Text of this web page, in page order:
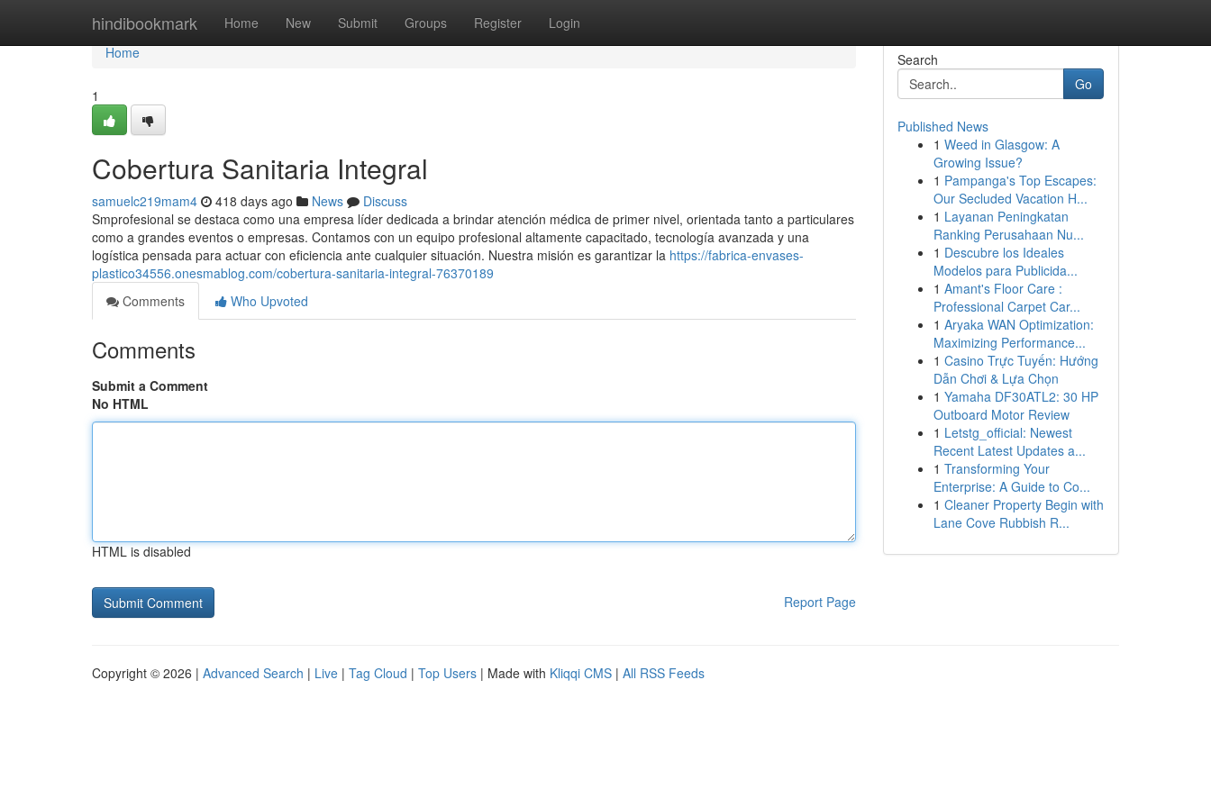
hindibookmark Home New Submit Groups Register Login
Home
Home
1
Cobertura Sanitaria Integral
samuelc219mam4 418 days ago News
Discuss
Smprofesional se destaca como una empresa líder dedicada a brindar atención médica de primer nivel, orientada tanto a particulares
como a grandes eventos o empresas. Contamos con un equipo profesional altamente capacitado, tecnología avanzada y una
logística pensada para actuar con eficiencia ante cualquier situación. Nuestra misión es garantizar la https://fabrica-envases-
plastico34556.onesmablog.com/cobertura-sanitaria-integral-76370189
Comments
Who Upvoted
Comments
Submit a Comment
No HTML
HTML is disabled
Report Page
Search
Go
Published News
1 Weed in Glasgow: A
Growing Issue?
1 Pampanga's Top Escapes:
Our Secluded Vacation H...
1 Layanan Peningkatan
Ranking Perusahaan Nu...
1 Descubre los Ideales
Modelos para Publicida...
1 Amant's Floor Care :
Professional Carpet Car...
1 Aryaka WAN Optimization:
Maximizing Performance...
1 Casino Trực Tuyến: Hướng
Dẫn Chơi & Lựa Chọn
1 Yamaha DF30ATL2: 30 HP
Outboard Motor Review
1 Letstg_official: Newest
Recent Latest Updates a...
1 Transforming Your
Enterprise: A Guide to Co...
1 Cleaner Property Begin with
Lane Cove Rubbish R...
Copyright © 2026 | Advanced Search | Live | Tag Cloud | Top Users | Made with Kliqqi CMS | All RSS Feeds